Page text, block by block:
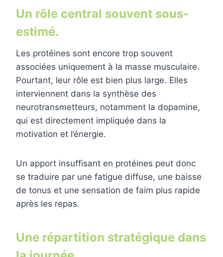
Un rôle central souvent sous-
estimé.
Les protéines sont encore trop souvent
associées uniquement à la masse musculaire.
Pourtant, leur rôle est bien plus large. Elles
interviennent dans la synthèse des
neurotransmetteurs, notamment la dopamine,
qui est directement impliquée dans la
motivation et l’énergie.
Un apport insuffisant en protéines peut donc
se traduire par une fatigue diffuse, une baisse
de tonus et une sensation de faim plus rapide
après les repas.
Une répartition stratégique dans